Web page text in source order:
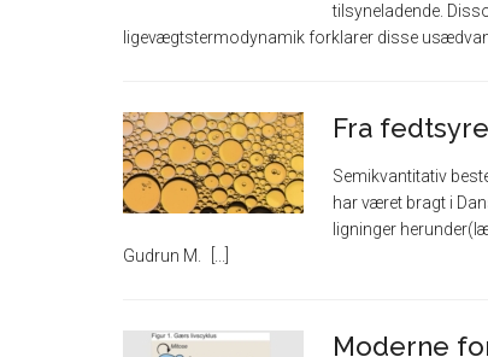
tilsyneladende.
ligevægtstermodynamik forklarer disse
Fra
Semikvantitativ
har været bragt i
ligninger
Gudrun M.
Moderne